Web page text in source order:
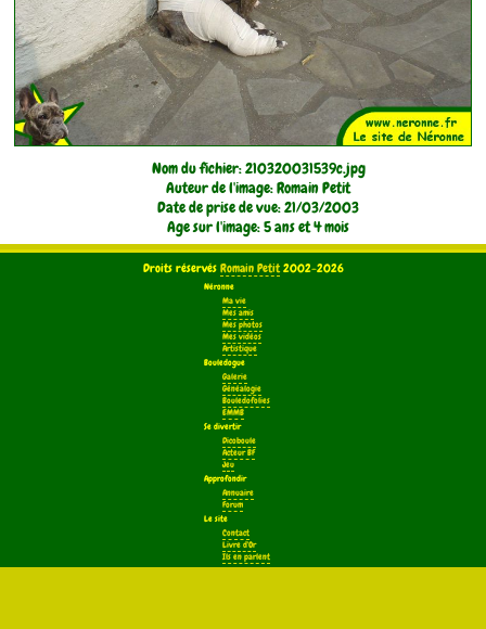
Nom du fichier: 210320031539c.jpg
Auteur de l'image: Romain Petit
Date de prise de vue: 21/03/2003
Age sur l'image: 5 ans et 4 mois
Droits réservés Romain Petit2002-2026
Néronne
Ma vie
Mes amis
Mes photos
Mes vidéos
Artistique
Bouledogue
Galerie
Généalogie
Bouledofolies
EMMB
Se divertir
Dicoboule
Acteur BF
Jeu
Approfondir
Annuaire
Forum
Le site
Contact
Livre d'Or
Ils en parlent